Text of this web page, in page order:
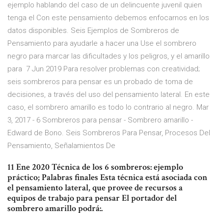
ejemplo hablando del caso de un delincuente juvenil quien
tenga el Con este pensamiento debemos enfocarnos en los
datos disponibles. Seis Ejemplos de Sombreros de
Pensamiento para ayudarle a hacer una Use el sombrero
negro para marcar las dificultades y los peligros, y el amarillo
para 7 Jun 2019 Para resolver problemas con creatividad;
seis sombreros para pensar es un probado de toma de
decisiones, a través del uso del pensamiento lateral. En este
caso, el sombrero amarillo es todo lo contrario al negro. Mar
3, 2017 - 6 Sombreros para pensar - Sombrero amarillo -
Edward de Bono. Seis Sombreros Para Pensar, Procesos Del
Pensamiento, Señalamientos De
11 Ene 2020 Técnica de los 6 sombreros: ejemplo
práctico; Palabras finales Esta técnica está asociada con
el pensamiento lateral, que provee de recursos a
equipos de trabajo para pensar El portador del
sombrero amarillo podrá:.